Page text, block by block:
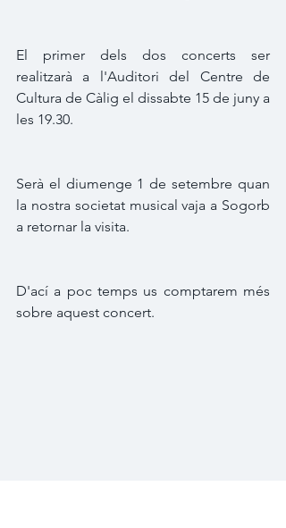
El primer dels dos concerts ser
realitzarà a l'Auditori del Centre de
Cultura de Càlig el dissabte 15 de juny a
les 19.30.
Serà el diumenge 1 de setembre quan
la nostra societat musical vaja a Sogorb
a retornar la visita.
D'ací a poc temps us comptarem més
sobre aquest concert.